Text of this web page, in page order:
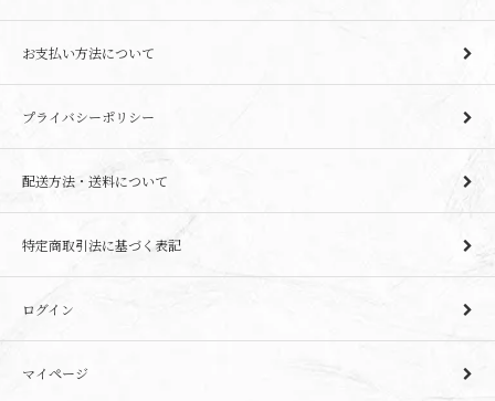
お支払い方法について
プライバシーポリシー
配送方法・送料について
特定商取引法に基づく表記
ログイン
マイページ